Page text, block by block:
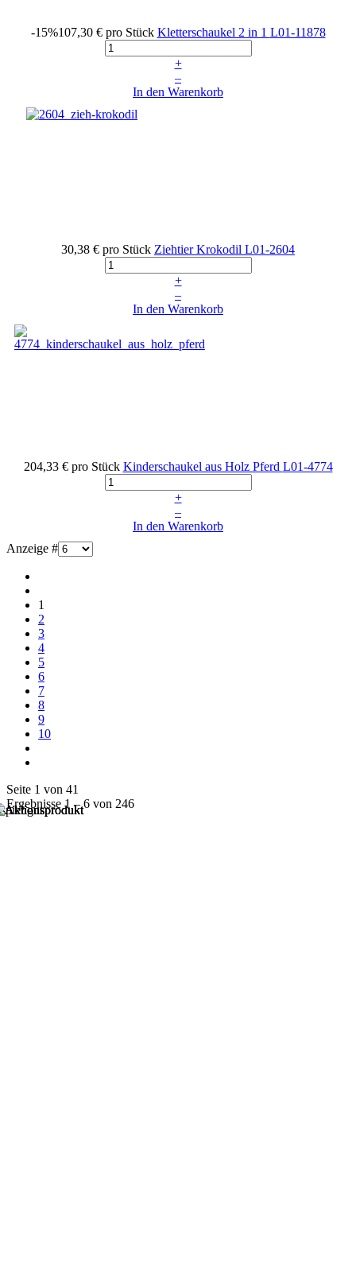
-15%107,30 € pro Stück Kletterschaukel 2 in 1 L01-11878
+
–
In den Warenkorb
30,38 € pro Stück Ziehtier Krokodil L01-2604
+
–
In den Warenkorb
204,33 € pro Stück Kinderschaukel aus Holz Pferd L01-4774
+
–
In den Warenkorb
Anzeige #
1
2
3
4
5
6
7
8
9
10
Seite 1 von 41
Ergebnisse 1 – 6 von 246